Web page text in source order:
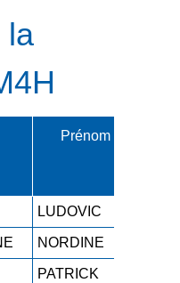
la
Prénom
LUDOVIC
NORDINE
PATRICK